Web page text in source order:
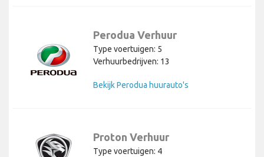
Perodua Verhuur
Type voertuigen: 5
Verhuurbedrijven: 13
Bekijk Perodua huurauto's
Proton Verhuur
Type voertuigen: 4